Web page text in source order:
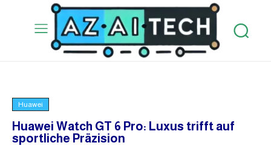
Huawei
Huawei Watch GT 6 Pro: Luxus trifft auf
sportliche Präzision